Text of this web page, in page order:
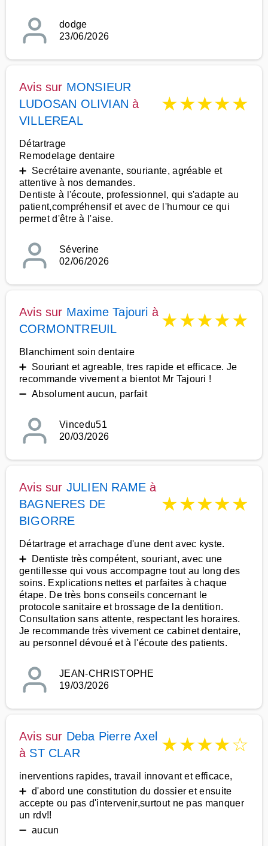
dodge
23/06/2026
Avis sur MONSIEUR
LUDOSAN OLIVIAN à
VILLEREAL
★★★★★
Détartrage
Remodelage dentaire
➕ Secrétaire avenante, souriante, agréable et
attentive à nos demandes.
Dentiste à l'écoute, professionnel, qui s'adapte au
patient,compréhensif et avec de l'humour ce qui
permet d'être à l'aise.
Séverine
02/06/2026
Avis sur Maxime Tajouri à
CORMONTREUIL
★★★★★
Blanchiment soin dentaire
➕ Souriant et agreable, tres rapide et efficace. Je
recommande vivement a bientot Mr Tajouri !
➖ Absolument aucun, parfait
Vincedu51
20/03/2026
Avis sur JULIEN RAME à
BAGNERES DE
BIGORRE
★★★★★
Détartrage et arrachage d'une dent avec kyste.
➕ Dentiste très compétent, souriant, avec une
gentillesse qui vous accompagne tout au long des
soins. Explications nettes et parfaites à chaque
étape. De très bons conseils concernant le
protocole sanitaire et brossage de la dentition.
Consultation sans attente, respectant les horaires.
Je recommande très vivement ce cabinet dentaire,
au personnel dévoué et à l'écoute des patients.
JEAN-CHRISTOPHE
19/03/2026
Avis sur Deba Pierre Axel
à ST CLAR ★★★★☆
inerventions rapides, travail innovant et efficace,
➕ d'abord une constitution du dossier et ensuite
accepte ou pas d'intervenir,surtout ne pas manquer
un rdv!!
➖ aucun